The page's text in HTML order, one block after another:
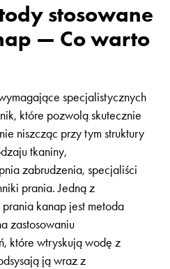
stosowane
— Co warto
specjalistycznych
które pozwolą skutecznie
niszcząc przy tym struktury
tkaniny,
zabrudzenia, specjaliści
prania. Jedną z
kanap jest metoda
zastosowaniu
które wtryskują wodę z
ją wraz z